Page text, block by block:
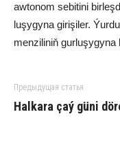
aw­to­nom se­bi­ti­ni
lu­şy­gy­na gi­ri­şi­ler.
men­zi­li­niň gur­lu­şy­gy­na
Предыдущая статья
Hal­ka­ra çaý gü­ni